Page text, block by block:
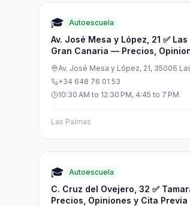
🎓 Autoescuela
Av. José Mesa y López, 21 ✅
Gran Canaria — Precios,
Av. José Mesa y López, 21, 35006
Canaria, Las Palmas, España
+34 648 76 01 53
10:30 AM to 12:30 PM, 4:45 to 7 PM
Las Palmas
🎓 Autoescuela
C. Cruz del Ovejero, 32 ✅
Precios, Opiniones y Cita Previa